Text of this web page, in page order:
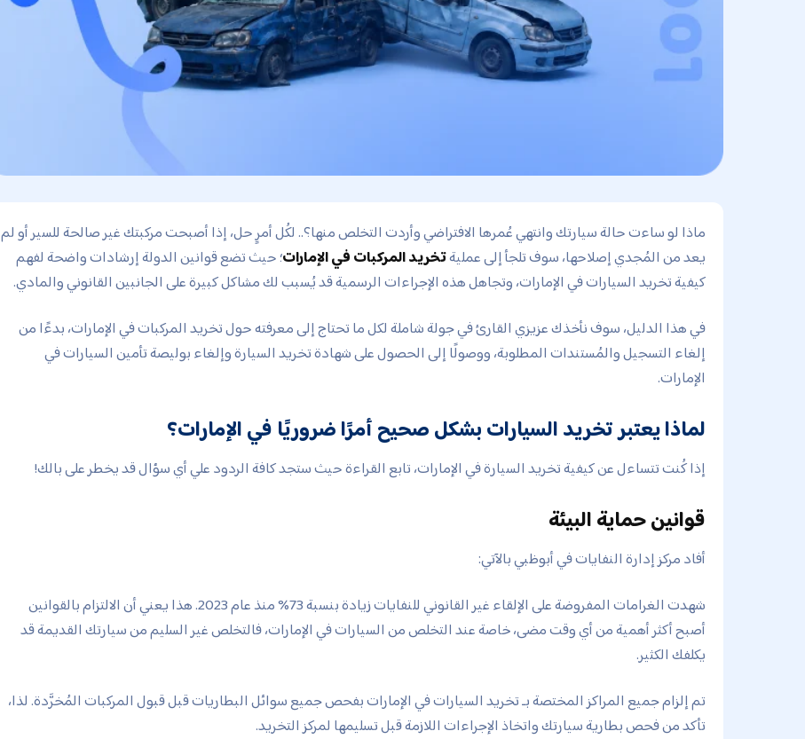
ماذا لو ساءت حالة سيارتك وانتهي عُمرها الافتراضي وأردت التخلص منها؟.. لكُل أمرٍ حل، إذا أصبحت مركبتك غير صالحة للسير أو لم
يعد من المُجدي إصلاحها، سوف تلجأ إلى عمليةتخريد المركبات في الإمارات؛ حيث تضع قوانين الدولة إرشادات واضحة لفهم
كيفية تخريد السيارات في الإمارات، وتجاهل هذه الإجراءات الرسمية قد يُسبب لك مشاكل كبيرة على الجانبين القانوني والمادي.
في هذا الدليل، سوف نأخذك عزيزي القارئ في جولة شاملة لكل ما تحتاج إلى معرفته حول تخريد المركبات في الإمارات، بدءًا من
إلغاء التسجيل والمُستندات المطلوبة، ووصولًا إلى الحصول على شهادة تخريد السيارة وإلغاء بوليصة تأمين السيارات في
الإمارات.
لماذا يعتبر تخريد السيارات بشكل صحيح أمرًا ضروريًا في الإمارات؟
إذا كُنت تتساءل عن كيفية تخريد السيارة في الإمارات، تابع القراءة حيث ستجد كافة الردود علي أي سؤال قد يخطر على بالك!
قوانين حماية البيئة
أفاد مركز إدارة النفايات في أبوظبي بالآتي:
شهدت الغرامات المفروضة على الإلقاء غير القانوني للنفايات زيادة بنسبة 73% منذ عام 2023. هذا يعني أن الالتزام بالقوانين
أصبح أكثر أهمية من أي وقت مضى، خاصة عند التخلص من السيارات في الإمارات، فالتخلص غير السليم من سيارتك القديمة قد
يكلفك الكثير.
تم إلزام جميع المراكز المختصة بـ تخريد السيارات في الإمارات بفحص جميع سوائل البطاريات قبل قبول المركبات المُخرَّدة. لذا،
تأكد من فحص بطارية سيارتك واتخاذ الإجراءات اللازمة قبل تسليمها لمركز التخريد.